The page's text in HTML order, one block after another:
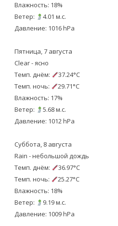
Влажность: 18%
Ветер:
4.01 м.с.
Давление: 1016 hPa
Пятница, 7 августа
Clear - ясно
Темп. днём:
37.24°C
Темп. ночь:
29.71°C
Влажность: 17%
Ветер:
5.68 м.с.
Давление: 1012 hPa
Суббота, 8 августа
Rain - небольшой дождь
Темп. днём:
36.97°C
Темп. ночь:
25.27°C
Влажность: 18%
Ветер:
9.19 м.с.
Давление: 1009 hPa